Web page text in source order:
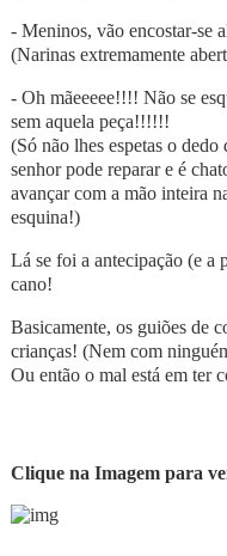
- Meninos, vão encostar-se
(Narinas extremamente
- Oh mãeeeee!!!! Não se
sem aquela peça!!!!!!
(Só não lhes espetas o
senhor pode reparar e é
avançar com a mão inteira
esquina!)
Lá se foi a antecipação (e a
cano!
Basicamente, os guiões de
crianças! (Nem com
Ou então o mal está em ter
Clique na Imagem para